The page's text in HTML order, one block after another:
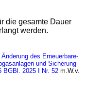
die gesamte Dauer
werden.
des Erneuerbare-
und Sicherung
BGBl. 2025 I Nr. 52 m.W.v.